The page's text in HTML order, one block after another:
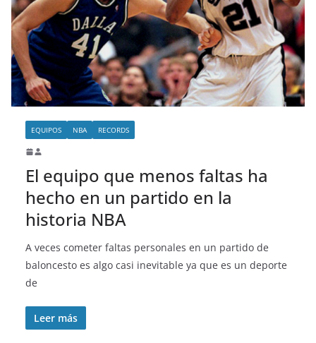
EQUIPOS NBA RECORDS
El equipo que menos faltas ha
hecho en un partido en la
historia NBA
A veces cometer faltas personales en un partido de
baloncesto es algo casi inevitable ya que es un deporte
de
Leer más